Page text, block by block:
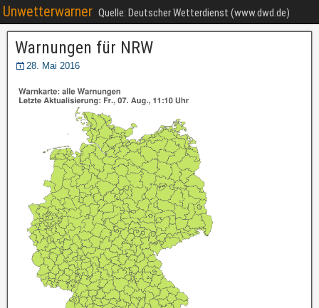
Unwetterwarner Quelle: Deutscher Wetterdienst (www.dwd.de)
Warnungen für NRW
28. Mai 2016